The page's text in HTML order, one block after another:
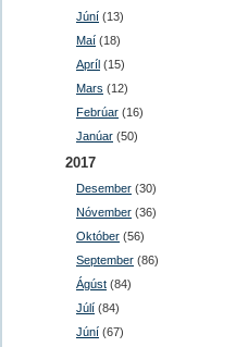
Júní (13)
Maí (18)
Apríl (15)
Mars (12)
Febrúar (16)
Janúar (50)
2017
Desember (30)
Nóvember (36)
Október (56)
September (86)
Ágúst (84)
Júlí (84)
Júní (67)